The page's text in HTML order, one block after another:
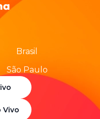
Brasil
São Paulo
Vivo